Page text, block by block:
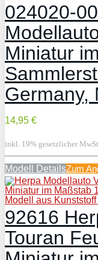
024020-
Miniatur
Germany,
14,95 €
inkl. 19% gesetzlicher MwSt.
Modell DetailsZum
92616
Touran